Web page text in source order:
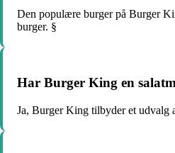
Den populære burger på Burger
burger. §
Har Burger King en
Ja, Burger King tilbyder et udvalg